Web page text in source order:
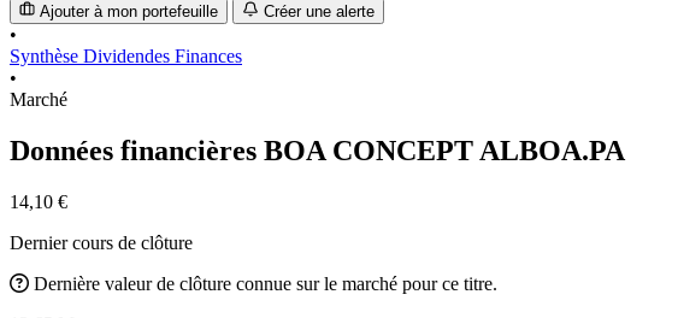
Ajouter à mon portefeuille Créer une alerte
•
Synthèse Dividendes Finances
•
Marché
Données financières BOA CONCEPT ALBOA.PA
14,10 €
Dernier cours de clôture
Dernière valeur de clôture connue sur le marché pour ce titre.